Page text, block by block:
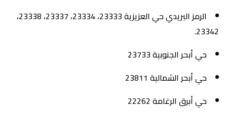
الرمز البريدي حي العزيزية 23333، 23334، 23337، 23338،
23342.
حي أبحر الجنوبية 23733
حي أبحر الشمالية 23811
حي أبرق الرغامة 22262